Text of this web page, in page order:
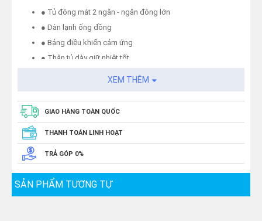
● Tủ đông mát 2 ngăn - ngăn đông lớn
● Dàn lạnh ống đồng
● Bảng điều khiển cảm ứng
● Thân tủ dày giữ nhiệt tốt
● Tiết kiệm hơn 20% điện năng
● Bảo hành 24 tháng
XEM THÊM
GIAO HÀNG TOÀN QUỐC
THANH TOÁN LINH HOẠT
TRẢ GÓP 0%
SẢN PHẨM TƯƠNG TỰ